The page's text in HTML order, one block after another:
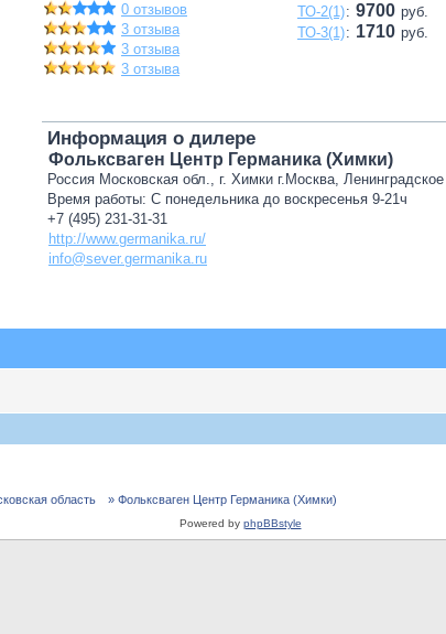
0 отзывов
3 отзыва
3 отзыва
3 отзыва
ТО-2(1): 9700 руб.
ТО-3(1): 1710 руб.
Информация о дилере
Фольксваген Центр Германика (Химки)
Россия Московская обл., г. Химки г.Москва,
Время работы: С понедельника до воскресенья 9-21ч
+7 (495) 231-31-31
http://www.germanika.ru/
info@sever.germanika.ru
область » Фольксваген Центр Германика (Химки)
Powered by phpBBstyle